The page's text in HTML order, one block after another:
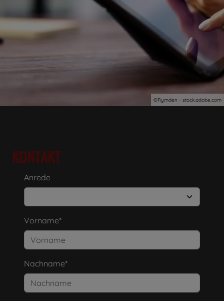
©Rymden - stock.adobe.com
KONTAKT
Anrede
Vorname*
Nachname*